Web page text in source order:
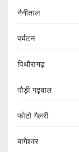
नैनीताल
पर्यटन
पिथौरागढ़
पौड़ी गढ़वाल
फोटो गैलरी
बागेश्वर